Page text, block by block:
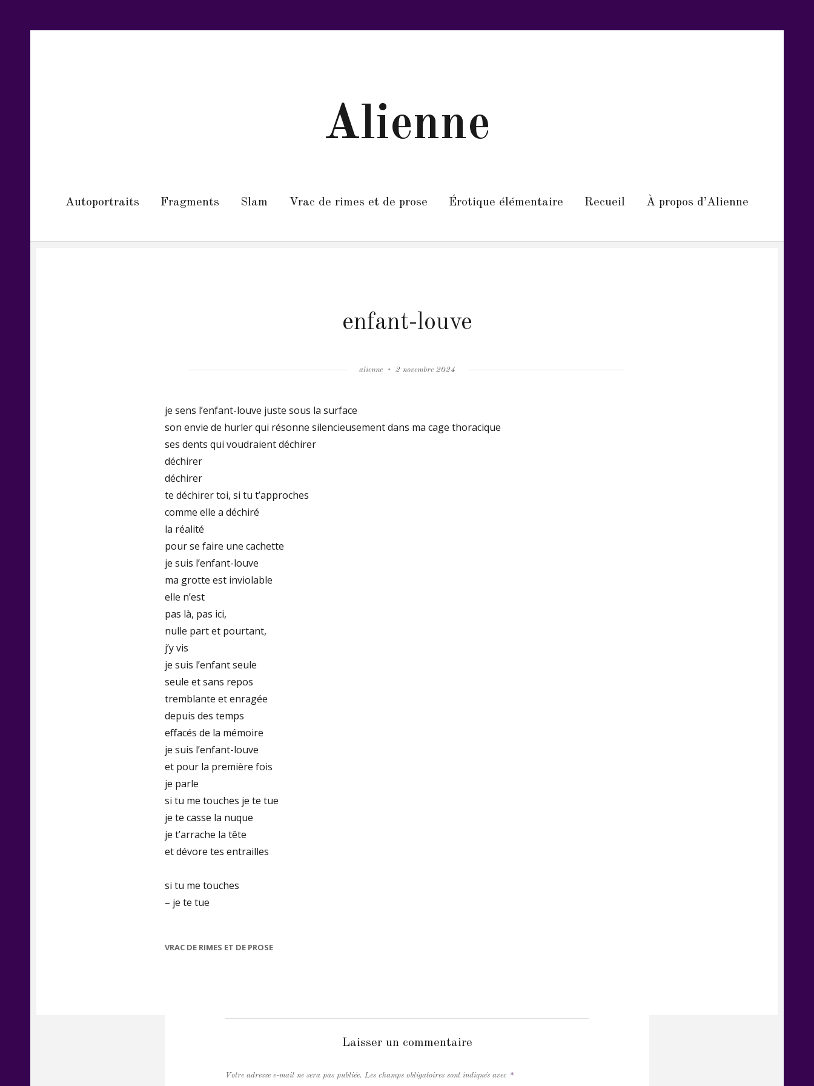
Alienne
Autoportraits Fragments Slam Vrac de rimes et de prose Érotique élémentaire Recueil À propos d’Alienne
enfant-louve
Author
alienne
Posted
2 novembre 2024
je sens l’enfant-louve juste sous la surface
son envie de hurler qui résonne silencieusement dans ma cage thoracique
ses dents qui voudraient déchirer
déchirer
déchirer
te déchirer toi, si tu t’approches
comme elle a déchiré
la réalité
pour se faire une cachette
je suis l’enfant-louve
ma grotte est inviolable
elle n’est
pas là, pas ici,
nulle part et pourtant,
j’y vis
je suis l’enfant seule
seule et sans repos
tremblante et enragée
depuis des temps
effacés de la mémoire
je suis l’enfant-louve
et pour la première fois
je parle
si tu me touches je te tue
je te casse la nuque
je t’arrache la tête
et dévore tes entrailles
si tu me touches
– je te tue
CATEGORIES
VRAC DE RIMES ET DE PROSE
Laisser un commentaire
Votre adresse e-mail ne sera pas publiée. Les champs obligatoires sont indiqués avec *